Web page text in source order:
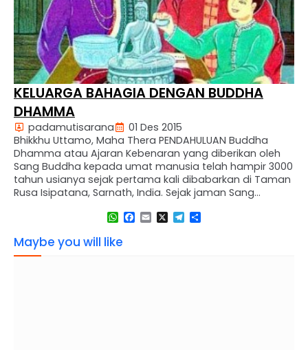
KELUARGA BAHAGIA DENGAN BUDDHA
DHAMMA
padamutisarana
01 Des 2015
Bhikkhu Uttamo, Maha Thera PENDAHULUAN Buddha
Dhamma atau Ajaran Kebenaran yang diberikan oleh
Sang Buddha kepada umat manusia telah hampir 3000
tahun usianya sejak pertama kali dibabarkan di Taman
Rusa Isipatana, Sarnath, India. Sejak jaman Sang
bhikkhu dan umat perumahtangga biasa. Oleh karena
WhatsApp
Facebook
Email
X Telegram
Maybe you will like